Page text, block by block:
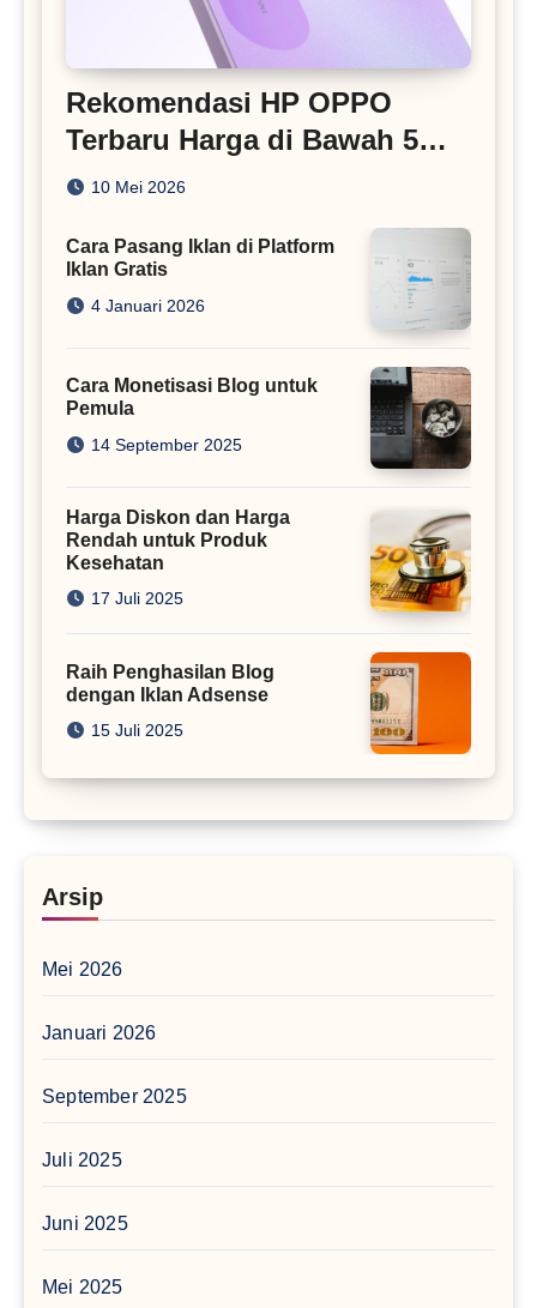
Rekomendasi HP OPPO
Terbaru Harga di Bawah 5
Juta
10 Mei 2026
Cara Pasang Iklan di Platform
Iklan Gratis
4 Januari 2026
Cara Monetisasi Blog untuk
Pemula
14 September 2025
Harga Diskon dan Harga
Rendah untuk Produk
Kesehatan
17 Juli 2025
Raih Penghasilan Blog
dengan Iklan Adsense
15 Juli 2025
Arsip
Mei 2026
Januari 2026
September 2025
Juli 2025
Juni 2025
Mei 2025